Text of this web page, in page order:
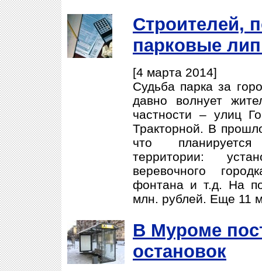
Строителей,
парковые
[4 марта 2014]
Судьба парка за
давно волнует
частности – улиц
Тракторной. В
что
территории:
веревочного
фонтана и т.д. На
млн. рублей. Еще 11
В Муроме
остановок